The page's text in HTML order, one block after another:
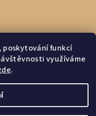
poskytování funkcí
využíváme
.